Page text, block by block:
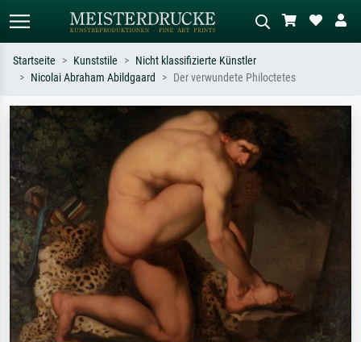
Suchen Sie nach Künstlern, Werktiteln
oder Stilen – z.B. Monet,
Sternennacht, Impressionismus, Welle
Hokusai, Akt.
Beschreiben Sie die Szene – z.B. Grüne
Wiese, Abstrakt mit viel Rot, Dunkles
Ölgemälde, Stehender Akt neben einem
Baum.
Startseite Kunststile
Nicht klassifizierte Künstler
Nicolai Abraham Abildgaard
Der verwundete Philoctetes